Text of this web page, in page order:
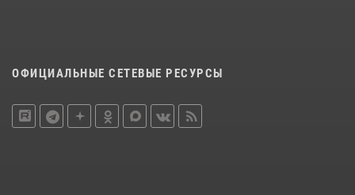
ОФИЦИАЛЬНЫЕ СЕТЕВЫЕ РЕСУРСЫ